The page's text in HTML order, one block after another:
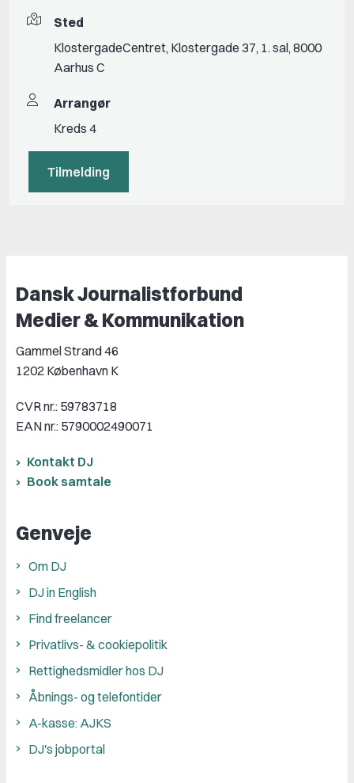
Sted
KlostergadeCentret, Klostergade 37, 1. sal, 8000
Aarhus C
Arrangør
Kreds 4
Tilmelding
Dansk Journalistforbund
Medier & Kommunikation
Gammel Strand 46
1202 København K
CVR nr.: 59783718
EAN nr.: 5790002490071
Kontakt DJ
Book samtale
Genveje
Om DJ
DJ in English
Find freelancer
Privatlivs- & cookiepolitik
Rettighedsmidler hos DJ
Åbnings- og telefontider
A-kasse: AJKS
DJ's jobportal